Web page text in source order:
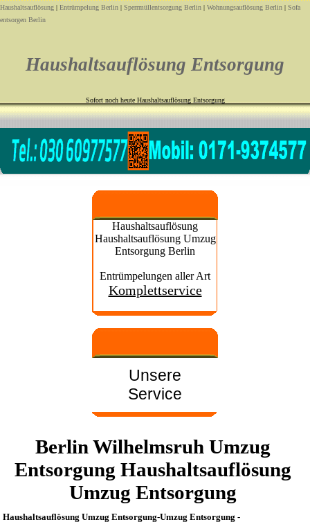
Haushaltsauflösung | Entrümpelung Berlin | Sperrmüllentsorgung Berlin | Wohnungsauflösung Berlin | Sofa
entsorgen Berlin
Haushaltsauflösung Entsorgung
Sofort noch heute Haushaltsauflösung Entsorgung
Haushaltsauflösung
Haushaltsauflösung Umzug
Entsorgung Berlin
Entrümpelungen aller Art
Komplettservice
Unsere
Service
Berlin Wilhelmsruh Umzug
Entsorgung Haushaltsauflösung
Umzug Entsorgung
Haushaltsauflösung Umzug Entsorgung-Umzug Entsorgung -